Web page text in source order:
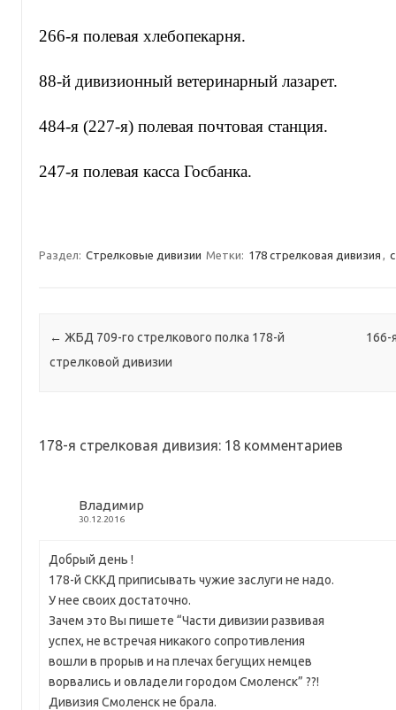
266-я полевая хлебопекарня.
88-й дивизионный ветеринарный лазарет.
484-я (227-я) полевая почтовая станция.
247-я полевая касса Госбанка.
Раздел: Стрелковые дивизии Метки: 178 стрелковая дивизия ,
Навигация по записям
← ЖБД 709-го стрелкового полка 178-й
стрелковой дивизии
166-
178-я стрелковая дивизия: 18 комментариев
Владимир
30.12.2016
Добрый день !
178-й СККД приписывать чужие заслуги не надо.
У нее своих достаточно.
Зачем это Вы пишете “Части дивизии развивая
успех, не встречая никакого сопротивления
вошли в прорыв и на плечах бегущих немцев
ворвались и овладели городом Смоленск” ??!
Дивизия Смоленск не брала.